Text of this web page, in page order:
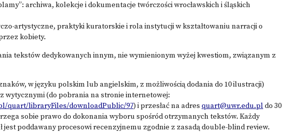
archiwa, kolekcje i dokumentacje twórczości wrocławskich i śląskich
artystyczne, praktyki kuratorskie i rola instytucji w kształtowaniu narracji o
kobiety.
tekstów dedykowanych innym, nie wymienionym wyżej kwestiom, związanym z
w języku polskim lub angielskim, z możliwością dodania do 10 ilustracji)
wytycznymi (do pobrania na stronie internetowej:
quart/libraryFiles/downloadPublic/97) i przesłać na adres quart@uwr.edu.pldo 30
sobie prawo do dokonania wyboru spośród otrzymanych tekstów. Każdy
jest poddawany procesowi recenzyjnemu zgodnie z zasadą double-blind review.